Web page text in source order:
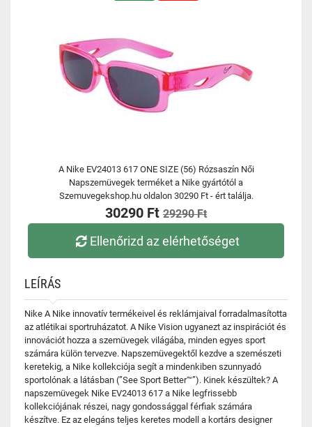
A Nike EV24013 617 ONE SIZE (56) Rózsaszín Női
Napszemüvegek terméket a Nike gyártótól a
Szemuvegekshop.hu oldalon 30290 Ft - ért találja.
30290 Ft 29290 Ft
Ellenőrizd az elérhetőséget
LEÍRÁS
Nike A Nike innovatív termékeivel és reklámjaival forradalmasította
az atlétikai sportruházatot. A Nike Vision ugyanezt az inspirációt és
innovációt hozza a szemüvegek világába, minden egyes sport
számára külön tervezve. Napszemüvegektől kezdve a szemészeti
keretekig, a Nike kollekciója segít a mindenkiben szunnyadó
sportolónak a látásban (”See Sport Better™”). Kinek készültek? A
napszemüvegek Nike EV24013 617 a Nike legfrissebb
kollekciójának részei, nagy gondossággal férfiak számára
készítve. Ez az elegáns teljes keretes modell a kortárs designer